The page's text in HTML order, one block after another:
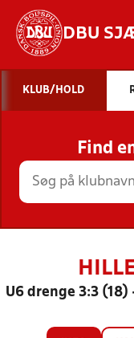
DBU
STILLINGER,
KLUB/HOLD
Find
U6 drenge 3:3